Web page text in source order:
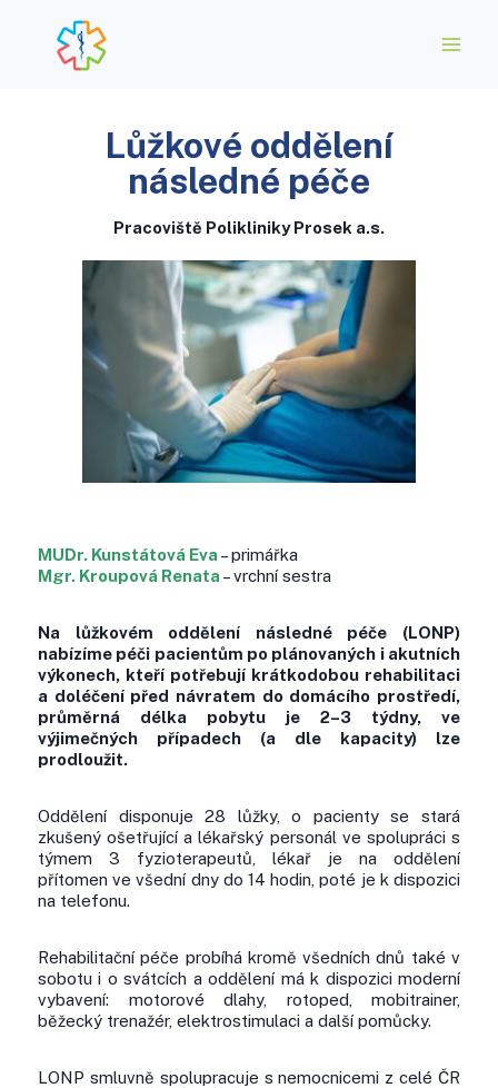
Lůžkové oddělení
následné péče​
Pracoviště Polikliniky Prosek a.s.
MUDr. Kunstátová Eva – primářka
Mgr. Kroupová Renata – vrchní sestra
Na lůžkovém oddělení následné péče (LONP)
nabízíme péči pacientům po plánovaných i akutních
výkonech, kteří potřebují krátkodobou rehabilitaci
a doléčení před návratem do domácího prostředí,
průměrná délka pobytu je 2–3 týdny, ve
výjimečných případech (a dle kapacity) lze
prodloužit.
Oddělení disponuje 28 lůžky, o pacienty se stará
zkušený ošetřující a lékařský personál ve spolupráci s
týmem 3 fyzioterapeutů, lékař je na oddělení
přítomen ve všední dny do 14 hodin, poté je k dispozici
na telefonu.
Rehabilitační péče probíhá kromě všedních dnů také v
sobotu i o svátcích a oddělení má k dispozici moderní
vybavení: motorové dlahy, rotoped, mobitrainer,
běžecký trenažér, elektrostimulaci a další pomůcky.
LONP smluvně spolupracuje s nemocnicemi z celé ČR